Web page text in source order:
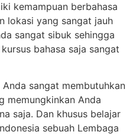
kemampuan berbahasa
lokasi yang sangat jauh
sangat sibuk sehingga
bahasa saja sangat
sangat membutuhkan
memungkinkan Anda
saja. Dan khusus belajar
sebuah Lembaga